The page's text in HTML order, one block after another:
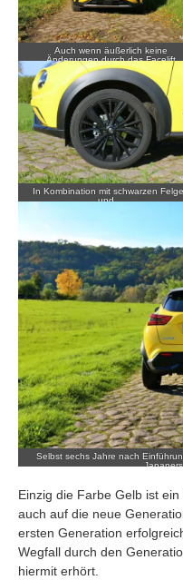
Auch wenn äußerlich keine
Änderungen durch das Facelift
vorgenommen wurden…
In Kombination mit schwarzen
und…
Selbst sechs Jahre nach
Einzig die Farbe Gelb ist
auch auf die neue
ersten Generation
Wegfall durch den
hiermit erhört.